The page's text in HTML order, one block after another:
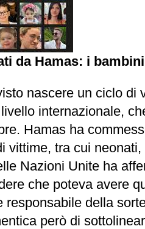
da Hamas: i
nascere un ciclo
internazionale,
Hamas ha
vittime, tra cui
Nazioni Unite ha
che poteva avere
responsabile della
però di